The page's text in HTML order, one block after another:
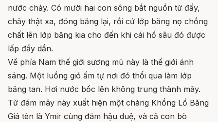
nước chảy. Có mười hai con sông bắt nguồn từ đấy,
chảy thật xa, đóng băng lại, rồi cứ lớp băng nọ chồng
chất lên lớp băng kia cho đến khi cái hố sâu đó được
lấp đầy dần.
Về phía Nam thế giới sương mù này là thế giới ánh
sáng. Một luồng gió ấm tự nơi đó thổi qua làm lớp
băng tan. Hơi nước bốc lên không trung thành mây.
Từ đám mây này xuất hiện một chàng Khổng Lồ Băng
Giá tên là Ymir cùng đám hậu duệ, và cả con bò